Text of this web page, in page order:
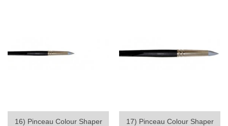
16) Pinceau Colour Shaper
17) Pinceau Colour Shaper